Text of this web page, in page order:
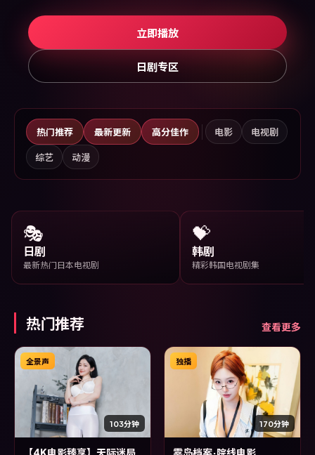
立即播放
日剧专区
热门推荐 最新更新 高分佳作 电影 电视剧
综艺 动漫
🎭
日剧
最新热门日本电视剧
💝
韩剧
精彩韩国电视剧集
热门推荐 查看更多
103分钟
全景声
【4K电影臻享】天际迷局
170分钟
独播
雾岛档案·院线电影